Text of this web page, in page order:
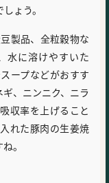
ょう。
製品、全粒穀物な
水に溶けやすいた
ープなどがおすす
、ニンニク、ニラ
収率を上げること
れた豚肉の生姜焼
。